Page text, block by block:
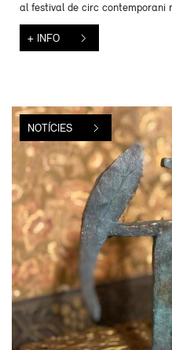
al festival de circ contemporani
+ INFO
NOTÍCIES